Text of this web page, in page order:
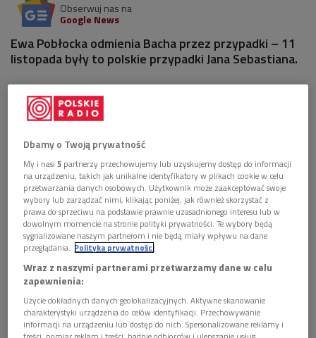
Obserwuj nas na
Google News
Ewa Pobłocka odmienia Bacha przez przypadki – 11
listopada były to polskie przypadki Jana Sebastiana.
Jan Sebastian Bach Foto: Shutterstock/Everett Collection
POSŁUCHAJ
Bach i jego polskie przypadki (Przypadki Bacha/Dwójka)
Dbamy o Twoją prywatność
My i nasi5 partnerzy przechowujemy lub uzyskujemy dostęp do informacji
na urządzeniu, takich jak unikalne identyfikatory w plikach cookie w celu
przetwarzania danych osobowych. Użytkownik może zaakceptować swoje
wybory lub zarządzać nimi, klikając poniżej, jak również skorzystać z
prawa do sprzeciwu na podstawie prawnie uzasadnionego interesu lub w
dowolnym momencie na stronie polityki prywatności. Te wybory będą
sygnalizowane naszym partnerom i nie będą miały wpływu na dane
przeglądania. Polityka prywatności
Wraz z naszymi partnerami przetwarzamy dane w celu
zapewnienia:
Użycie dokładnych danych geolokalizacyjnych. Aktywne skanowanie
charakterystyki urządzenia do celów identyfikacji. Przechowywanie
informacji na urządzeniu lub dostęp do nich. Spersonalizowane reklamy i